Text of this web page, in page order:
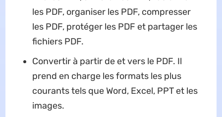
les PDF, organiser les PDF, compresser
les PDF, protéger les PDF et partager les
fichiers PDF.
Convertir à partir de et vers le PDF. Il
prend en charge les formats les plus
courants tels que Word, Excel, PPT et les
images.